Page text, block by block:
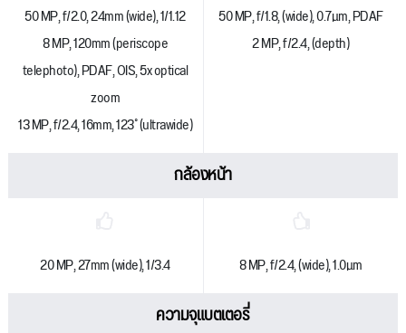
50 MP, f/2.0, 24mm (wide), 1/1.12
8 MP, 120mm (periscope
telephoto), PDAF, OIS, 5x optical
zoom
13 MP, f/2.4, 16mm, 123˚ (ultrawide)
50 MP, f/1.8, (wide), 0.7µm, PDAF
2 MP, f/2.4, (depth)
กล้องหน้า
20 MP, 27mm (wide), 1/3.4 8 MP, f/2.4, (wide), 1.0µm
ความจุแบตเตอรี่